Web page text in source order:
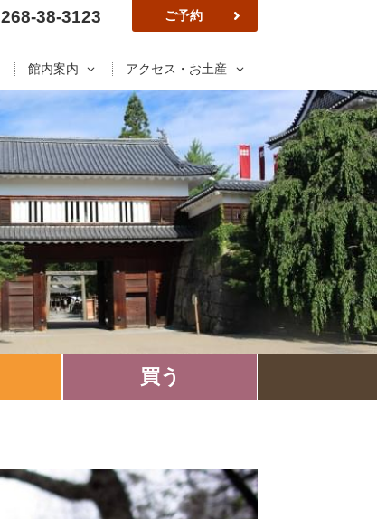
ご予約
38-3123
館内案内 アクセス・お土産
買う